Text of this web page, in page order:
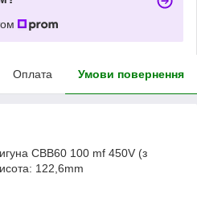
Оплата Умови повернення
CBB60 100 mf 450V (з
122,6mm